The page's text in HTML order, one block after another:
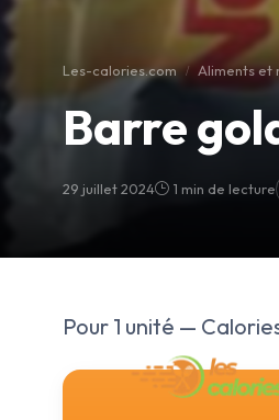
Les-calories.com Aliments et
Barre
29 juillet 2024 1 min de lecture
Pour 1 unité —